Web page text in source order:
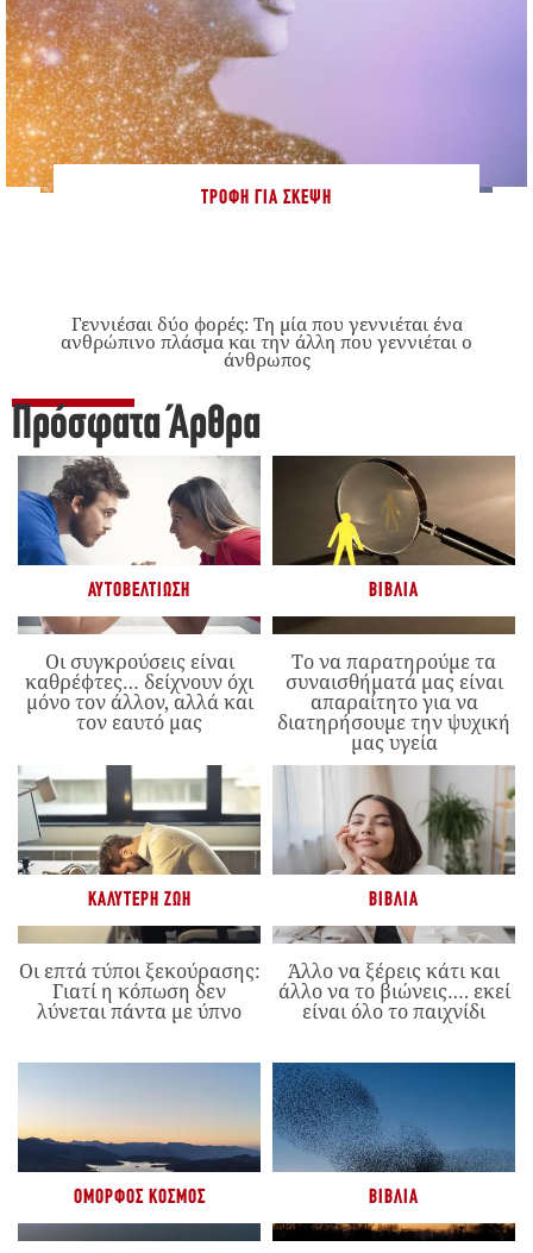
ΤΡΟΦΉ ΓΙΑ ΣΚΈΨΗ
Γεννιέσαι δύο φορές: Tη μία που γεννιέται ένα
ανθρώπινο πλάσμα και την άλλη που γεννιέται ο
άνθρωπος
Πρόσφατα Άρθρα
ΑΥΤΟΒΕΛΤΊΩΣΗ
Οι συγκρούσεις είναι
καθρέφτες… δείχνουν όχι
μόνο τον άλλον, αλλά και
τον εαυτό μας
ΒΙΒΛΊΑ
Το να παρατηρούμε τα
συναισθήματά μας είναι
απαραίτητο για να
διατηρήσουμε την ψυχική
μας υγεία
ΚΑΛΎΤΕΡΗ ΖΩΉ
Οι επτά τύποι ξεκούρασης:
Γιατί η κόπωση δεν
λύνεται πάντα με ύπνο
ΒΙΒΛΊΑ
Άλλο να ξέρεις κάτι και
άλλο να το βιώνεις…. εκεί
είναι όλο το παιχνίδι
ΌΜΟΡΦΟΣ ΚΌΣΜΟΣ ΒΙΒΛΊΑ